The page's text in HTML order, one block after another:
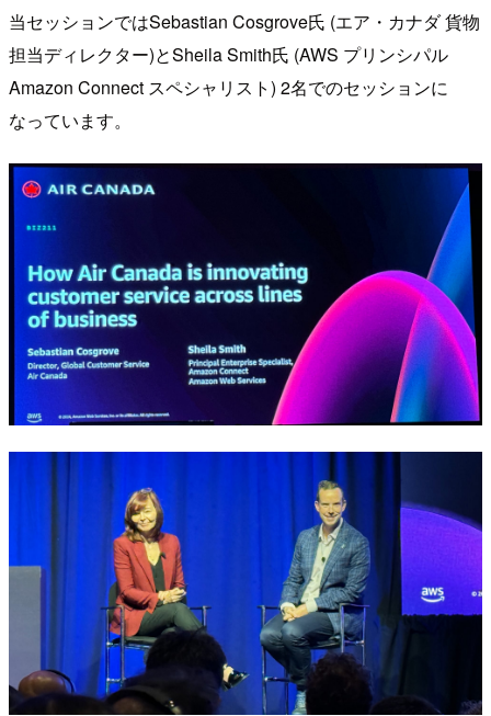
当セッションではSebastian Cosgrove氏 (エア・カナダ 貨物
担当ディレクター)とSheila Smith氏 (AWS プリンシパル
Amazon Connect スペシャリスト) 2名でのセッションに
なっています。